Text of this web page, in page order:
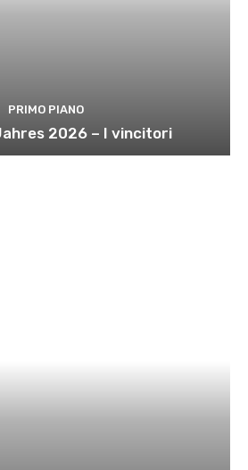
PRIMO PIANO
2026 – I vincitori